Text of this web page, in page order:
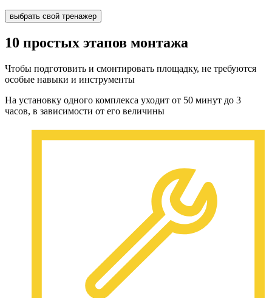
выбрать свой тренажер
10 простых этапов монтажа
Чтобы подготовить и смонтировать площадку, не требуются
особые навыки и инструменты
На установку одного комплекса уходит от 50 минут до 3
часов, в зависимости от его величины